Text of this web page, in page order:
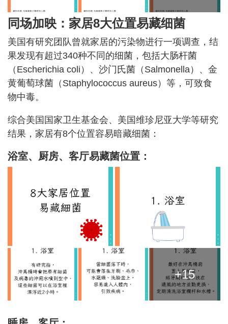
同场加映：家居8大位置易藏细菌
美国有研究团队曾就家居的污染物进行一项调查，结
果发现有超过340种不同的细菌，包括大肠杆菌
（Escherichia coli）、沙门氏菌（Salmonella）、金
黄葡萄球菌（Staphylococcus aureus）等，可致食
物中毒。
综合美国国家卫生基金会、美国维珍尼亚大学等研究
结果，家居有8个位置容易暗藏细菌：
浴室、厨房、客厅易藏菌位置 ：
+15